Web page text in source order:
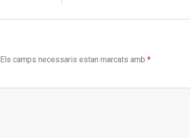
Els camps necessaris estan marcats amb *